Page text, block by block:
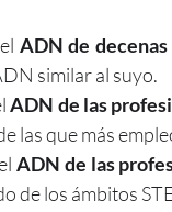
ADN de
similar al suyo.
ADN de las
las que más
ADN de las
de los ámbitos